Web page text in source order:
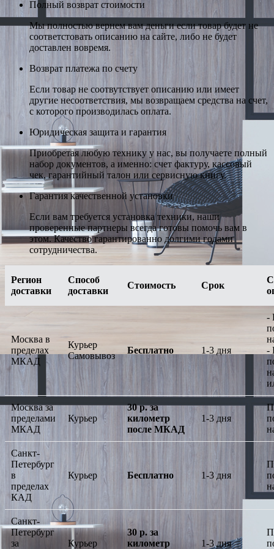
Полный возврат стоимости
Мы полностью вернем вам деньги если товар будет не
соответстовать описанию на сайте, либо не будет
доставлен вовремя.
Возврат платежа по счету
Если товар не соотвутствует описанию или имеет
другие несоответствия, мы возвращаем средства на счет,
с которого производилась оплата.
Юридическая защита и гарантия
Приобретая любую технику у нас, вы получаете полный
набор документов, а именно: счет фактуру, кассовый
чек, гарантийный талон или сервисную книгу.
Гарантия качественной установки
Если вам требуется установка техники, наши
проверенные партнеры всегда готовы помочь вам в
этом. Качество гарантированно долгими годами
сотрудничества.
Регион
доставки
Способ
доставки
Стоимость Срок
Москва в
пределах
МКАД
Курьер
Самовывоз
Бесплатно 1-3 дня
-
-
Москва за
пределами
МКАД
Курьер
30 р. за
километр
после МКАД
1-3 дня
Санкт-
Петербург
в
пределах
КАД
Курьер Бесплатно 1-3 дня
Санкт-
Петербург
за
Курьер
30 р. за
километр
1-3 дня